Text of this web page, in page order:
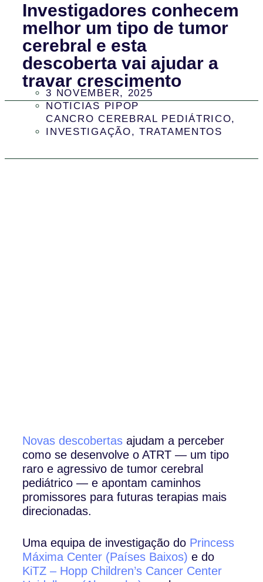
Investigadores conhecem
melhor um tipo de tumor
cerebral e esta
descoberta vai ajudar a
travar crescimento
3 NOVEMBER, 2025
NOTICIAS PIPOP
CANCRO CEREBRAL PEDIÁTRICO,
INVESTIGAÇÃO,TRATAMENTOS
Novas descobertas ajudam a perceber
como se desenvolve o ATRT — um tipo
raro e agressivo de tumor cerebral
pediátrico — e apontam caminhos
promissores para futuras terapias mais
direcionadas.
Uma equipa de investigação do Princess
Máxima Center (Países Baixos) e do
KiTZ – Hopp Children’s Cancer Center